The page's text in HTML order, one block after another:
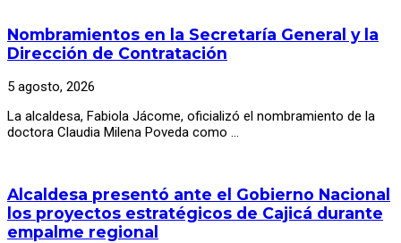
Nombramientos en la Secretaría General y la
Dirección de Contratación
5 agosto, 2026
La alcaldesa, Fabiola Jácome, oficializó el nombramiento de la
doctora Claudia Milena Poveda como …
Alcaldesa presentó ante el Gobierno Nacional
los proyectos estratégicos de Cajicá durante
empalme regional